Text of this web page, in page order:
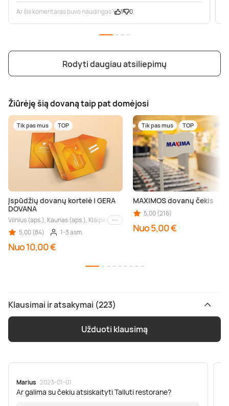
Ar šis komentaras buvo naudingas? 1 0
Rodyti daugiau atsiliepimų
Žiūrėję šią dovaną taip pat domėjosi
Tik pas mus TOP
Įspūdžių dovanų kortelė | GERA
DOVANA
Vilnius (aps.), Kaunas (aps.), Klaipėda (aps.), Palanga (aps.), Nida (aps.),
Kiti miestai
5,00 (84)
1-3 asm.
Nuo 10,00 €
Tik pas mus TOP
MAXIMOS dovanų čekis
5,00 (216)
Nuo 5,00 €
Klausimai ir atsakymai (223)
Užduoti klausimą
Marius · 2023-01-01
Ar galima su čekiu atsiskaityti Talluti restorane?